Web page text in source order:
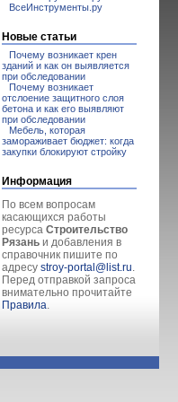
ВсеИнструменты.ру
Новые статьи
Почему возникает крен
зданий и как он выявляется
при обследовании
Почему возникает
отслоение защитного слоя
бетона и как его выявляют
при обследовании
Мебель, которая
замораживает бюджет: когда
закупки блокируют стройку
Информация
По всем вопросам
касающихся работы
ресурса Строительство
Рязань и добавления в
справочник пишите по
адресу stroy-portal@list.ru.
Перед отправкой запроса
внимательно прочитайте
Правила.